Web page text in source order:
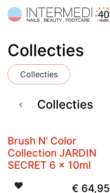
Overslaan naar inhoud
Collecties
Collecties
Collecties
Brush N' Color
Collection JARDIN
SECRET 6 x 10ml
€ 64,95